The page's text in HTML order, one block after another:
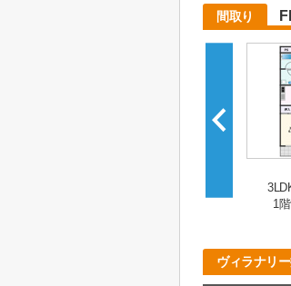
間取り
1
ヴィラナリ